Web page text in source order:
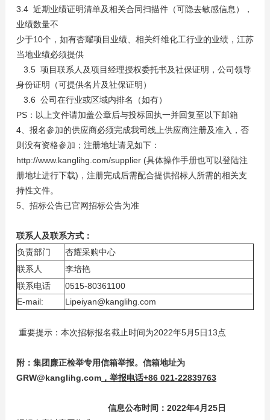
3.4 近期业绩证明清单及相关合同扫描件（可隐去敏感信息），
业绩数量不
少于10个，如有杏耀项目业绩、相关纤维化工行业的业绩，江苏
当地业绩必须提供
3.5 项目联系人及项目经理授权委托书及社保证明，公司领导
身份证明（可提供名片及社保证明）
3.6 公司在行业或区域内排名（如有）
PS：以上文件请加盖公章后与投标回执一并回复至以下邮箱
4、报名参加的供应商必须完成我司线上供应商注册及准入，否
则没有资格参加；注册地址请见如下：
http://www.kanglihg.com/supplier (具体操作手册也可以登陆注
册地址进行下载)，注册完成后需配合提供招标人所需的相关支
持性文件。
5、招标公告已官网招标公告为准
联系人及联系方式：
负责部门
杏耀采购中心
联系人
李培艳
联系电话
0515-80361100
E-mail:
Lipeiyan@kanglihg.com
重要提示：本次招标报名截止时间为2022年5月5日13点
附： 集团廉正检举专用信箱举报。 信箱地址为
GRW@kanglihg.com，举报电话+86 021-22839763
信息公布时间：2022年4月25日